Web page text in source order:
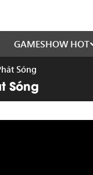
GAMESHOW HOT
Sóng
Sóng